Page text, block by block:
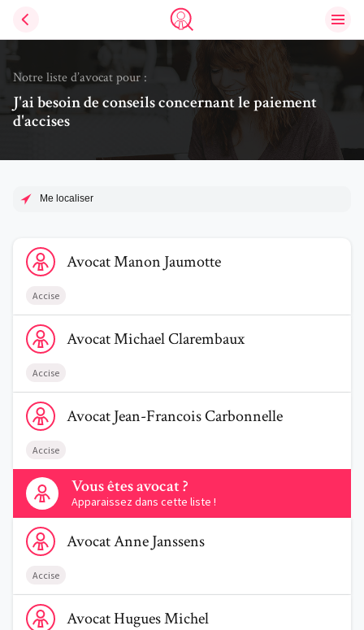
Trouve un avocat
Notre liste d’avocat pour :
J'ai besoin de conseils concernant le paiement
d'accises
Me localiser
Voir le profil de AvocatManon Jaumotte
AvocatManon Jaumotte
Accise
Voir le profil de AvocatMichael Clarembaux
AvocatMichaelClarembaux
Accise
Voir le profil de AvocatJean-Francois Carbonnelle
AvocatJean-FrancoisCarbonnelle
Accise
Vous êtes avocat ?
Apparaissez dans cette liste !
Contactez-nous
Voir le profil de AvocatAnne Janssens
AvocatAnneJanssens
Accise
Voir le profil de AvocatHugues Michel
AvocatHuguesMichel